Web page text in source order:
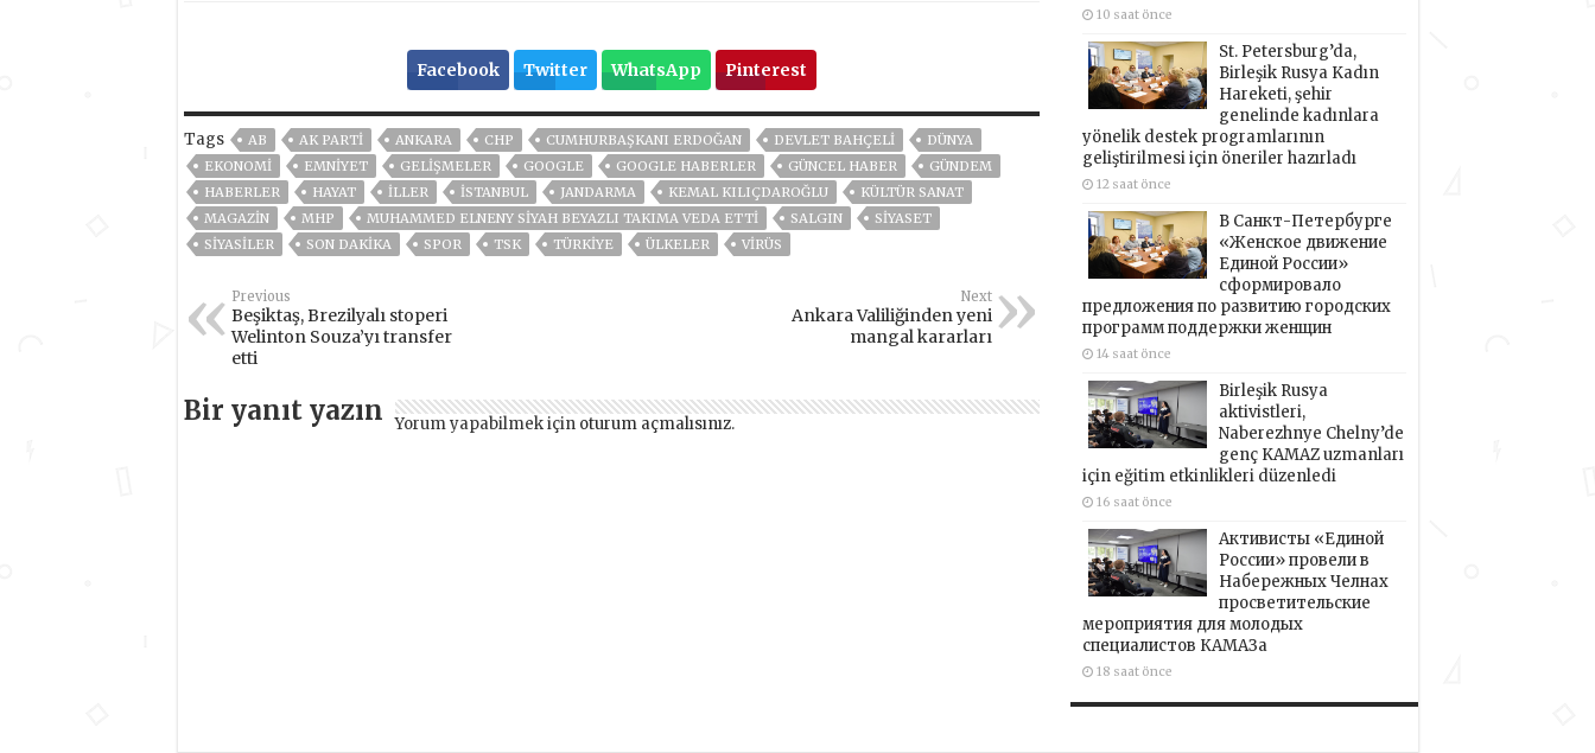
Facebook Twitter WhatsApp Pinterest
Tags AB AK PARTİ ANKARA CHP CUMHURBAŞKANI ERDOĞAN DEVLET BAHÇELİ
DÜNYA
EKONOMİ
EMNİYET GELIŞMELER GOOGLE GOOGLE HABERLER GÜNCEL HABER
GÜNDEM
HABERLER
HAYAT İLLER ISTANBUL JANDARMA KEMAL KILIÇDAROĞLU
KÜLTÜR SANAT
MAGAZİN
MHP MUHAMMED ELNENY SIYAH BEYAZLI TAKIMA VEDA ETTI SALGIN
SİYASET
SİYASİLER
SON DAKIKA SPOR TSK TÜRKİYE ÜLKELER VIRÜS
Previous
Beşiktaş, Brezilyalı stoperi
Welinton Souza’yı transfer
etti
Next
Ankara Valiliğinden yeni
mangal kararları
Bir yanıt yazın Yorum yapabilmek için oturum açmalısınız.
10 saat önce
St. Petersburg’da,
Birleşik Rusya Kadın
Hareketi, şehir
genelinde kadınlara
yönelik destek programlarının
geliştirilmesi için öneriler hazırladı
12 saat önce
В Санкт-Петербурге
«Женское движение
Единой России»
сформировало
предложения по развитию городских
программ поддержки женщин
14 saat önce
Birleşik Rusya
aktivistleri,
Naberezhnye Chelny’de
genç KAMAZ uzmanları
için eğitim etkinlikleri düzenledi
16 saat önce
Активисты «Единой
России» провели в
Набережных Челнах
просветительские
мероприятия для молодых
специалистов КАМАЗа
18 saat önce